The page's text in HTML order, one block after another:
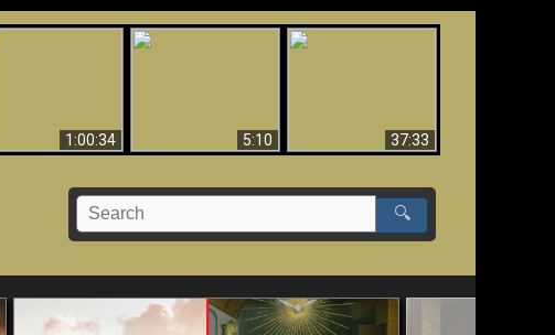
1:00:34
5:10
37:33
🔍